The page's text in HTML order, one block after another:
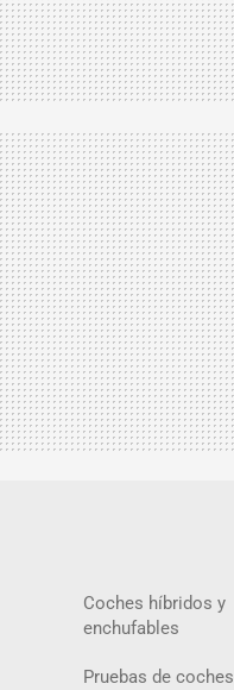
Coches híbridos y
enchufables
Pruebas de coches